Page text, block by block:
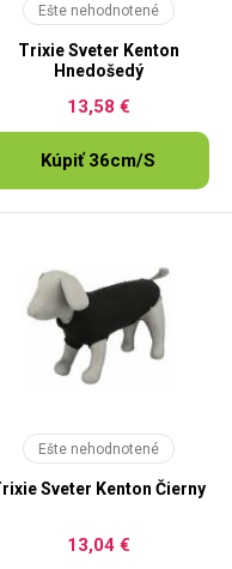
Ešte nehodnotené
Trixie Sveter Kenton
Hnedošedý
13,58 €
Kúpiť 36cm/S
Ešte nehodnotené
Sveter Kenton Čierny
13,04 €